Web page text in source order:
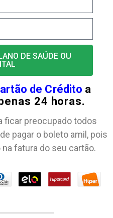
DE SAÚDE OU
de Crédito a
24 horas.
ficar preocupado todos
pagar o boleto amil, pois
fatura do seu cartão.